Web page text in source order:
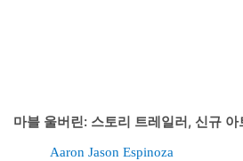
마블 울버린: 스토리 트레일러, 신규
Aaron Jason Espinoza